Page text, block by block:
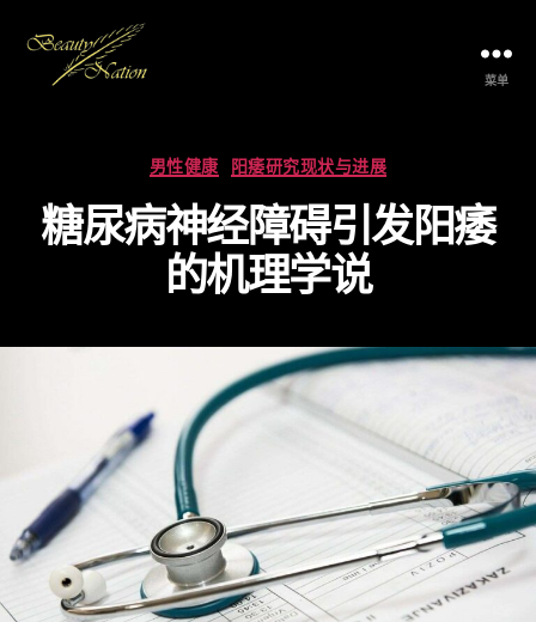
Ltd.
菜单
分
男性健康 阳痿研究现状与进展
糖尿病神经障碍引发阳痿
的机理学说